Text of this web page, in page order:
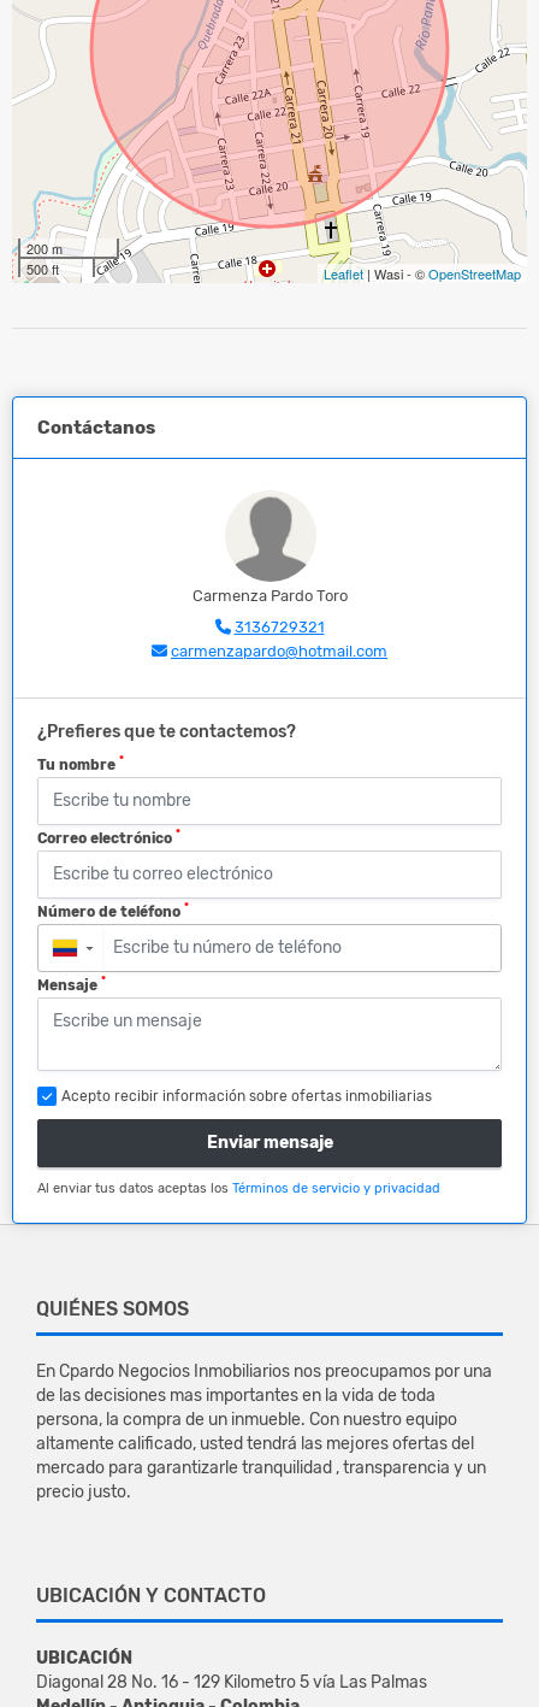
200 m
500 ft
Leaflet | Wasi - ©OpenStreetMap
Contáctanos
Carmenza Pardo Toro
3136729321
carmenzapardo@hotmail.com
¿Prefieres que te contactemos?
Tu nombre *
Correo electrónico *
Número de teléfono *
▼
Mensaje *
Acepto recibir información sobre ofertas inmobiliarias
Enviar mensaje
Al enviar tus datos aceptas los Términos de servicio y privacidad
QUIÉNES SOMOS
En Cpardo Negocios Inmobiliarios nos preocupamos por una
de las decisiones mas importantes en la vida de toda
persona, la compra de un inmueble. Con nuestro equipo
altamente calificado, usted tendrá las mejores ofertas del
mercado para garantizarle tranquilidad , transparencia y un
precio justo.
UBICACIÓN Y CONTACTO
UBICACIÓN
Diagonal 28 No. 16 - 129 Kilometro 5 vía Las Palmas